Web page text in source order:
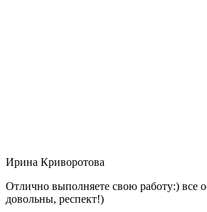
Ирина Криворотова
Отлично выполняете свою работу:) все
довольны, респект!)